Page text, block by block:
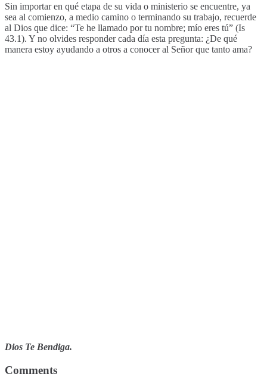
Sin importar en qué etapa de su vida o ministerio se encuentre, ya
sea al comienzo, a medio camino o terminando su trabajo, recuerde
al Dios que dice: “Te he llamado por tu nombre; mío eres tú” (Is
43.1). Y no olvides responder cada día esta pregunta: ¿De qué
manera estoy ayudando a otros a conocer al Señor que tanto ama?
Dios Te Bendiga.
Comments